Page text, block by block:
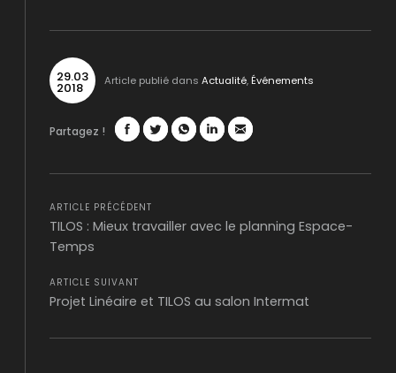
29.03
2018 Article publié dans Actualité,Événements
Partagez !
ARTICLE PRÉCÉDENT
TILOS : Mieux travailler avec le planning Espace-
Temps
ARTICLE SUIVANT
Projet Linéaire et TILOS au salon Intermat